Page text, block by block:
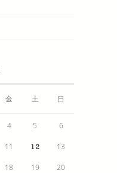
金 土 日
4 5 6
11 12 13
18 19 20